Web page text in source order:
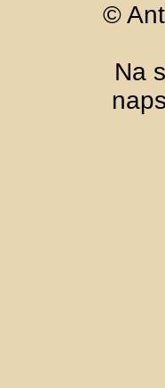
©
Na